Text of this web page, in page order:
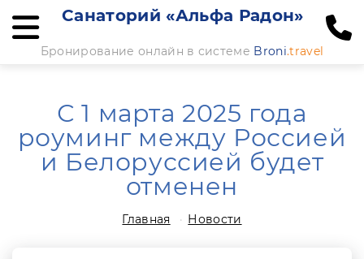
Санаторий «Альфа Радон»
Бронирование онлайн в системе Broni.travel
С 1 марта 2025 года
роуминг между Россией
и Белоруссией будет
отменен
Главная Новости